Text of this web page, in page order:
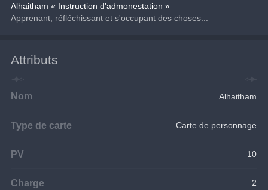
Alhaitham « Instruction d'admonestation »
Apprenant, réfléchissant et s'occupant des choses...
Attributs
Nom Alhaitham
Type de carte Carte de personnage
PV 10
Charge 2